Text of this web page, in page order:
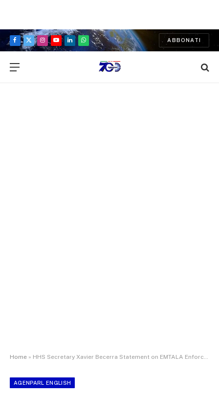
Facebook
X
Instagram
YouTubeLinkedInWhatsApp
ABBONATI
Home » HHS Secretary Xavier Becerra Statement on EMTALA Enforcement
AGENPARL ENGLISH